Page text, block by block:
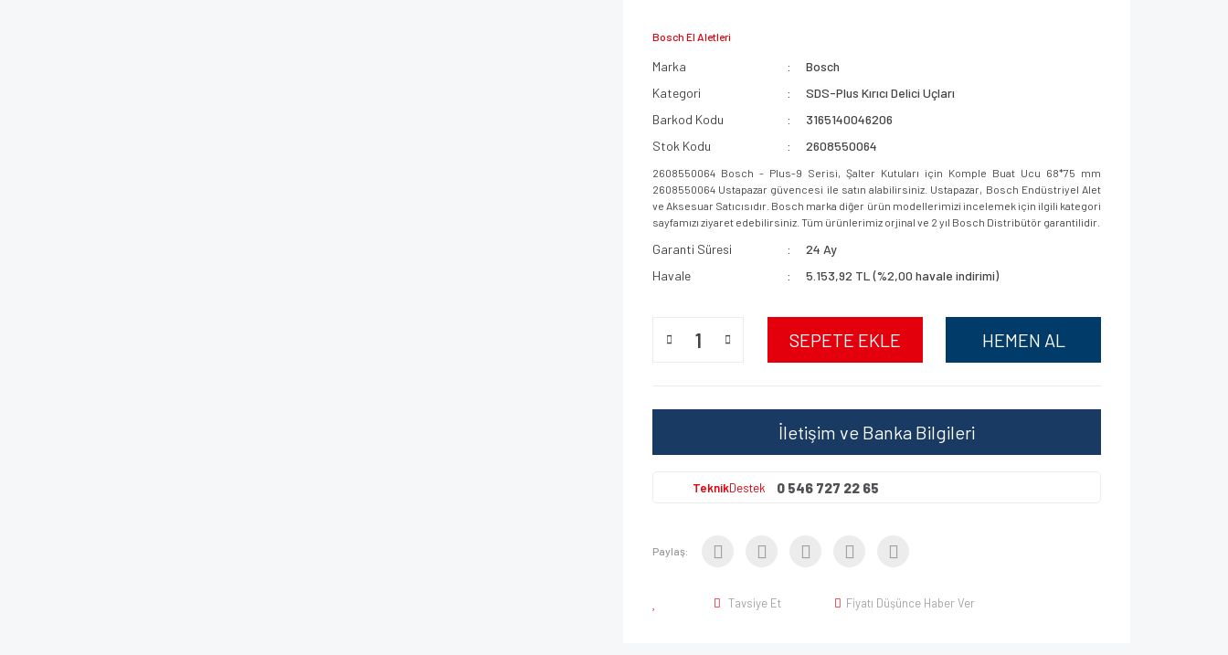
Bosch El Aletleri
Marka
Bosch
Kategori
SDS-Plus Kırıcı Delici Uçları
Barkod Kodu
3165140046206
Stok Kodu
2608550064
2608550064 Bosch - Plus-9 Serisi, Şalter Kutuları için Komple Buat Ucu 68*75 mm
2608550064 Ustapazar güvencesi ile satın alabilirsiniz. Ustapazar, Bosch Endüstriyel Alet
ve Aksesuar Satıcısıdır. Bosch marka diğer ürün modellerimizi incelemek için ilgili kategori
sayfamızı ziyaret edebilirsiniz. Tüm ürünlerimiz orjinal ve 2 yıl Bosch Distribütör garantilidir.
Garanti Süresi
24 Ay
Havale
5.153,92 TL (%2,00 havale indirimi)
SEPETE EKLE HEMEN AL
İletişim ve Banka Bilgileri
TeknikDestek 0 546 727 22 65
Paylaş:
Tavsiye Et Fiyatı Düşünce Haber Ver